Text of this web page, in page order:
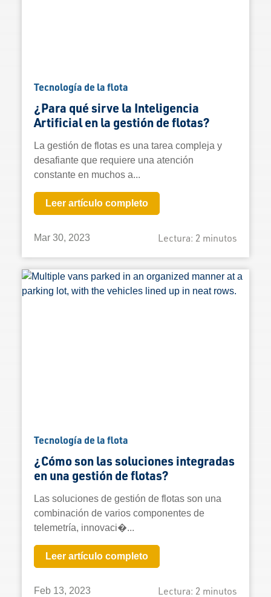
Tecnología de la flota
¿Para qué sirve la Inteligencia
Artificial en la gestión de flotas?
La gestión de flotas es una tarea compleja y
desafiante que requiere una atención
constante en muchos a...
Leer artículo completo
Mar 30, 2023 Lectura: 2 minutos
Tecnología de la flota
¿Cómo son las soluciones integradas
en una gestión de flotas?
Las soluciones de gestión de flotas son una
combinación de varios componentes de
telemetría, innovaci�...
Leer artículo completo
Feb 13, 2023 Lectura: 2 minutos